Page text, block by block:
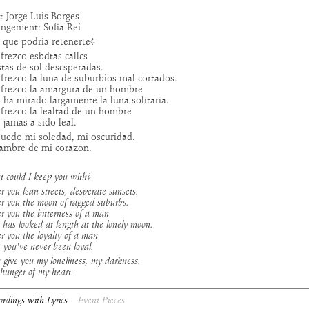
Jorge Luis Borges
Sofia Rei
que podria retenerte?
esbdtas callcs
de sol descsperadas.
la luna de suburbios mal cortados.
la amargura de un hombre
ha mirado largamente la luna solitaria.
la lealtad de un hombre
jamas a sido leal.
mi soledad, mi oscuridad.
de mi corazon.
could I keep you with?
you lean streets, desperate sunsets.
you the moon of ragged suburbs.
you the bitterness of a man
has looked at length at the lonely moon.
you the loyalty of a man
never been loyal.
give you my loneliness, my darkness.
of my heart.
with Lyrics Event Pieces